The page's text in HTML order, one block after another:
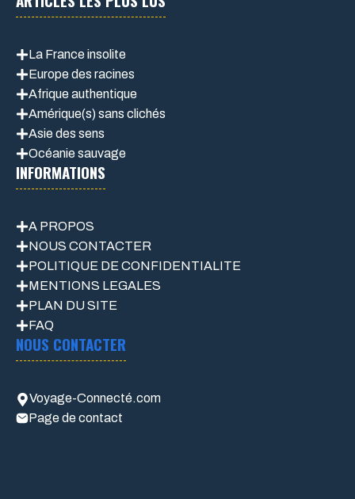
La France insolite
Europe des racines
Afrique authentique
Amérique(s) sans clichés
Asie des sens
Océanie sauvage
INFORMATIONS
A PROPOS
NOUS CONTACTER
POLITIQUE DE CONFIDENTIALITE
MENTIONS LEGALES
PLAN DU SITE
FAQ
NOUS CONTACTER
Voyage-Connecté.com
Page de contact